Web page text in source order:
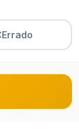
Errado